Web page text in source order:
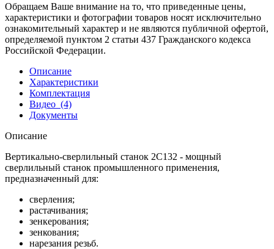
Обращаем Ваше внимание на то, что приведенные цены,
характеристики и фотографии товаров носят исключительно
ознакомительный характер и не являются публичной офертой,
определяемой пунктом 2 статьи 437 Гражданского кодекса
Российской Федерации.
Описание
Характеристики
Комплектация
Видео (4)
Документы
Описание
Вертикально-сверлильный станок 2С132 - мощный
сверлильный станок промышленного применения,
предназначенный для:
сверления;
растачивания;
зенкерования;
зенкования;
нарезания резьб.